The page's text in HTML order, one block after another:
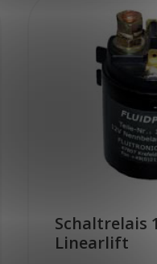
Schaltrelais
Linearlift